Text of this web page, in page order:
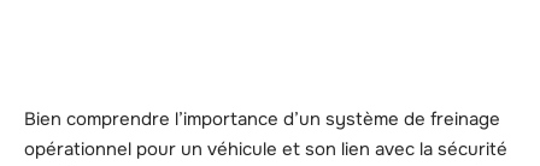
Bien comprendre l’importance d’un système de freinage
opérationnel pour un véhicule et son lien avec la sécurité